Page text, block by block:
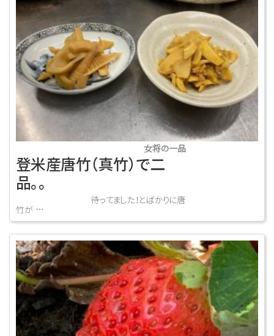
女将の一品
登米産唐竹（真竹）で二
品。。
待ってました！とばかりに唐
竹が …